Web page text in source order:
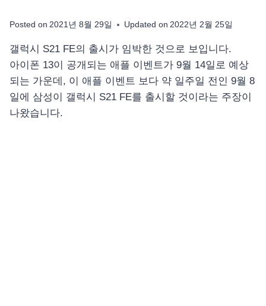
Posted on 2021년 8월 29일 Updated on 2022년 2월 25일
갤럭시 S21 FE의 출시가 임박한 것으로 보입니다.
아이폰 13이 공개되는 애플 이벤트가 9월 14일로 예상
되는 가운데, 이 애플 이벤트 보다 약 일주일 전인 9월 8
일에 삼성이 갤럭시 S21 FE를 출시할 것이라는 주장이
나왔습니다.